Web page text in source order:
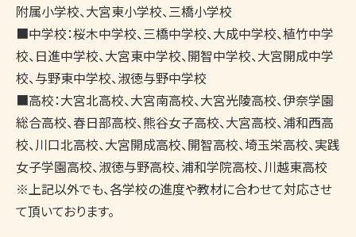
附属小学校、大宮東小学校、三橋小学校
■中学校：桜木中学校、三橋中学校、大成中学校、植竹中学
校、日進中学校、大宮東中学校、開智中学校、大宮開成中学
校、与野東中学校、淑徳与野中学校
■高校：大宮北高校、大宮南高校、大宮光陵高校、伊奈学園
総合高校、春日部高校、熊谷女子高校、大宮高校、浦和西高
校、川口北高校、大宮開成高校、開智高校、埼玉栄高校、実践
女子学園高校、淑徳与野高校、浦和学院高校、川越東高校
※上記以外でも、各学校の進度や教材に合わせて対応させ
て頂いております。